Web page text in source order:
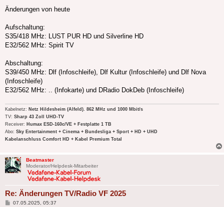
Änderungen von heute
Aufschaltung:
S35/418 MHz: LUST PUR HD und Silverline HD
E32/562 MHz: Spirit TV
Abschaltung:
S39/450 MHz: Dlf (Infoschleife), Dlf Kultur (Infoschleife) und Dlf Nova
(Infoschleife)
E32/562 MHz: .. (Infokarte) und DRadio DokDeb (Infoschleife)
Kabelnetz: Netz Hildesheim (Alfeld). 862 MHz und 1000 Mbit/s
TV: Sharp 43 Zoll UHD-TV
Receiver: Humax ESD-160c/VE + Festplatte 1 TB
Abo: Sky Entertainment + Cinema + Bundesliga + Sport + HD + UHD
Kabelanschluss Comfort HD + Kabel Premium Total
Beatmaster
Moderator/Helpdesk-Mitarbeiter
Re: Änderungen TV/Radio VF 2025
Beitrag
07.05.2025, 05:37